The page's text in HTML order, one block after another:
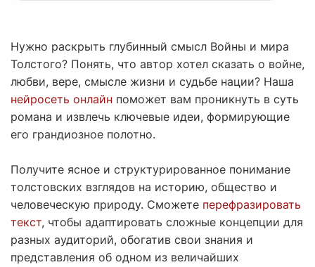
Нужно раскрыть глубинный смысл Войны и мира
Толстого? Понять, что автор хотел сказать о войне,
любви, вере, смысле жизни и судьбе нации? Наша
нейросеть онлайн поможет вам проникнуть в суть
романа и извлечь ключевые идеи, формирующие
его грандиозное полотно.
Получите ясное и структурированное понимание
толстовских взглядов на историю, общество и
человеческую природу. Сможете перефразировать
текст, чтобы адаптировать сложные концепции для
разных аудиторий, обогатив свои знания и
представления об одном из величайших